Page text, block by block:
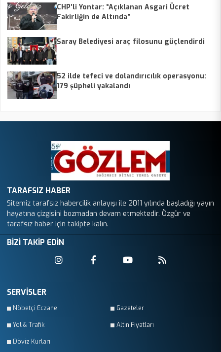
CHP’li Yontar: “Açıklanan Asgari Ücret
Fakirliğin de Altında”
Saray Belediyesi araç filosunu güçlendirdi
52 ilde tefeci ve dolandırıcılık operasyonu:
179 şüpheli yakalandı
TARAFSIZ HABER
Sitemiz tarafsız habercilik anlayışı ile 2011 yılında başladığı yayın
hayatına çizgisini bozmadan devam etmektedir. Özgür ve
tarafsız haber için takipte kalın.
BİZİ TAKİP EDİN
SERVİSLER
Nöbetçi Eczane Gazeteler
Yol & Trafik Altın Fiyatları
Döviz Kurları